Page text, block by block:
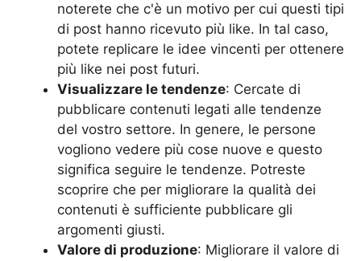
noterete che c'è un motivo per cui questi tipi
di post hanno ricevuto più like. In tal caso,
potete replicare le idee vincenti per ottenere
più like nei post futuri.
Visualizzare le tendenze: Cercate di
pubblicare contenuti legati alle tendenze
del vostro settore. In genere, le persone
vogliono vedere più cose nuove e questo
significa seguire le tendenze. Potreste
scoprire che per migliorare la qualità dei
contenuti è sufficiente pubblicare gli
argomenti giusti.
Valore di produzione: Migliorare il valore di